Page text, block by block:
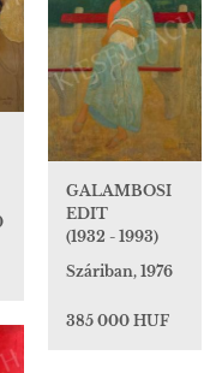
GALAMBOSI
EDIT
(1932 - 1993)
Száriban, 1976
385 000 HUF